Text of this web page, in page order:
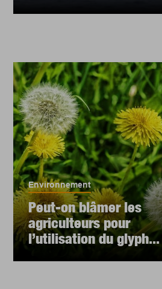
Environnement
Peut-on blâmer les
agriculteurs pour
l’utilisation du glyph...